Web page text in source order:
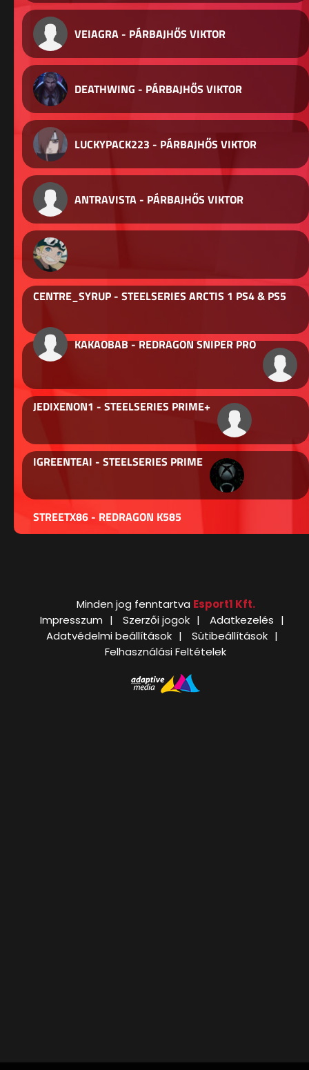
VEIAGRA - PÁRBAJHŐS VIKTOR
DEATHWING - PÁRBAJHŐS VIKTOR
LUCKYPACK223 - PÁRBAJHŐS VIKTOR
ANTRAVISTA - PÁRBAJHŐS VIKTOR
CENTRE_SYRUP - STEELSERIES ARCTIS 1 PS4 & PS5
KAKAOBAB - REDRAGON SNIPER PRO
JEDIXENON1 - STEELSERIES PRIME+
IGREENTEAI - STEELSERIES PRIME
STREETX86 - REDRAGON K585
Minden jog fenntartva Esport1 Kft.
Impresszum
Szerzői jogok
Adatkezelés
Adatvédelmi beállítások
Sütibeállítások
Felhasználási Feltételek